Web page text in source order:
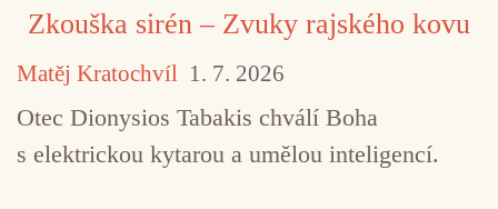
Zkouška sirén – Zvuky rajského kovu
Matěj Kratochvíl 1. 7. 2026
Otec Dionysios Tabakis chválí Boha
s elektrickou kytarou a umělou inteligencí.